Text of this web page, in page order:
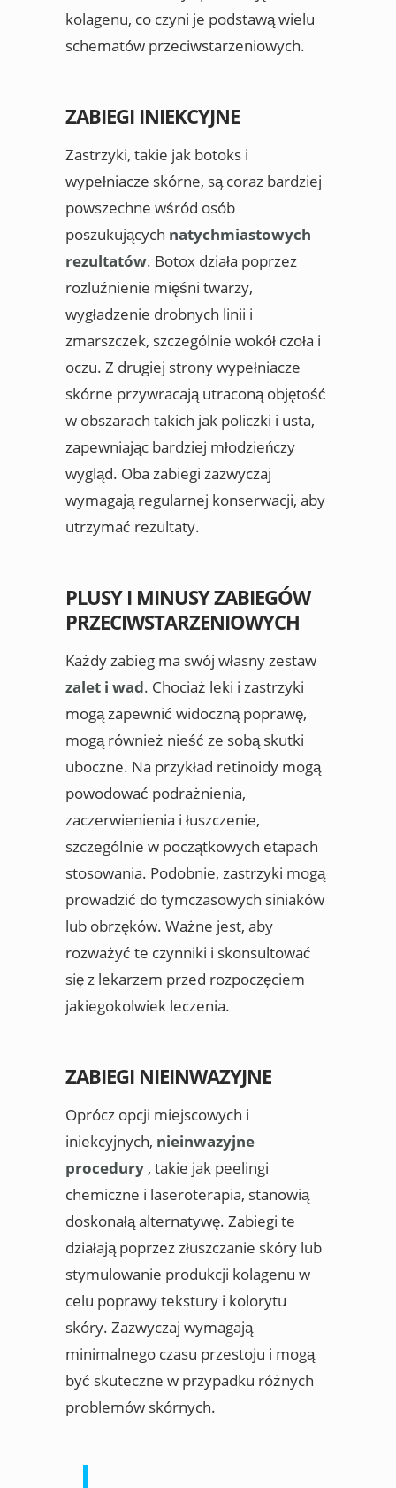
kolagenu, co czyni je podstawą wielu
schematów przeciwstarzeniowych.
ZABIEGI INIEKCYJNE
Zastrzyki, takie jak botoks i
wypełniacze skórne, są coraz bardziej
powszechne wśród osób
poszukujących natychmiastowych
rezultatów. Botox działa poprzez
rozluźnienie mięśni twarzy,
wygładzenie drobnych linii i
zmarszczek, szczególnie wokół czoła i
oczu. Z drugiej strony wypełniacze
skórne przywracają utraconą objętość
w obszarach takich jak policzki i usta,
zapewniając bardziej młodzieńczy
wygląd. Oba zabiegi zazwyczaj
wymagają regularnej konserwacji, aby
utrzymać rezultaty.
PLUSY I MINUSY ZABIEGÓW
PRZECIWSTARZENIOWYCH
Każdy zabieg ma swój własny zestaw
zalet i wad. Chociaż leki i zastrzyki
mogą zapewnić widoczną poprawę,
mogą również nieść ze sobą skutki
uboczne. Na przykład retinoidy mogą
powodować podrażnienia,
zaczerwienienia i łuszczenie,
szczególnie w początkowych etapach
stosowania. Podobnie, zastrzyki mogą
prowadzić do tymczasowych siniaków
lub obrzęków. Ważne jest, aby
rozważyć te czynniki i skonsultować
się z lekarzem przed rozpoczęciem
jakiegokolwiek leczenia.
ZABIEGI NIEINWAZYJNE
Oprócz opcji miejscowych i
iniekcyjnych, nieinwazyjne
procedury , takie jak peelingi
chemiczne i laseroterapia, stanowią
doskonałą alternatywę. Zabiegi te
działają poprzez złuszczanie skóry lub
stymulowanie produkcji kolagenu w
celu poprawy tekstury i kolorytu
skóry. Zazwyczaj wymagają
minimalnego czasu przestoju i mogą
być skuteczne w przypadku różnych
problemów skórnych.